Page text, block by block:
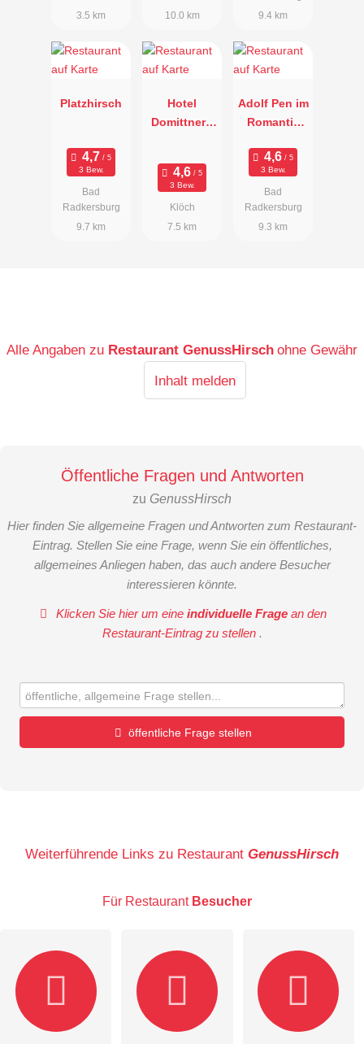
3.5 km
10.0 km
9.4 km
Platzhirsch
3 Bew.
Bad
Radkersburg
9.7 km
Hotel
Domittner -
3 Bew.
Klöch
7.5 km
Adolf Pen im
Romantik
Park
3 Bew.
Bad
Radkersburg
9.3 km
Alle Angaben zu Restaurant GenussHirsch ohne Gewähr
Inhalt melden
Öffentliche Fragen und Antworten
zu GenussHirsch
Hier finden Sie allgemeine Fragen und Antworten zum Restaurant-
Eintrag. Stellen Sie eine Frage, wenn Sie ein öffentliches,
allgemeines Anliegen haben, das auch andere Besucher
interessieren könnte.
Klicken Sie hier um eineindividuelle Frage an den
Restaurant-Eintrag zu stellen .
öffentliche Frage stellen
E-Mail-Adresse (wird nicht veröffentlicht)
Weiterführende Links zu Restaurant GenussHirsch
Für Restaurant Besucher